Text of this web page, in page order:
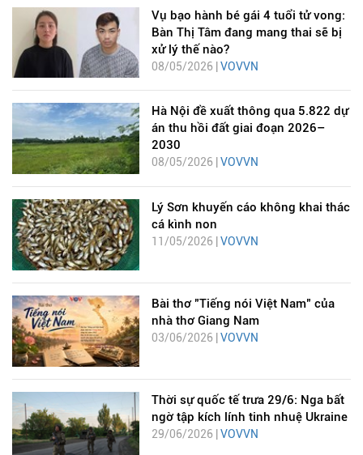
Vụ bạo hành bé gái 4 tuổi tử vong:
Bàn Thị Tâm đang mang thai sẽ bị
xử lý thế nào?
08/05/2026 | VOVVN
Hà Nội đề xuất thông qua 5.822 dự
án thu hồi đất giai đoạn 2026–
2030
08/05/2026 | VOVVN
Lý Sơn khuyến cáo không khai thác
cá kình non
11/05/2026 | VOVVN
Bài thơ "Tiếng nói Việt Nam" của
nhà thơ Giang Nam
03/06/2026 | VOVVN
Thời sự quốc tế trưa 29/6: Nga bất
ngờ tập kích lính tinh nhuệ Ukraine
29/06/2026 | VOVVN